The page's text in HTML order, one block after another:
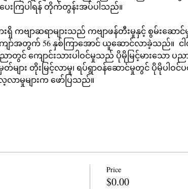
ေးကြပါရန် တိုက်တွန်းအပ်ပါသည်။
ကျော်အတွက် 56 နှစ်ကြာအောင် ယူဆောင်လာခဲ့သည်
င် ကျောင်းသားပါဝင်မှုသည် ပိုမိုမြင့်မားသော ပညာ
ျား တိုးမြင့်လာမှု၊ ရပ်ရွာဝန်ဆောင်မှုတွင် ပိုမိုပါဝ
လာမှုများက ဖော်ပြသည်။
Price
$0.00